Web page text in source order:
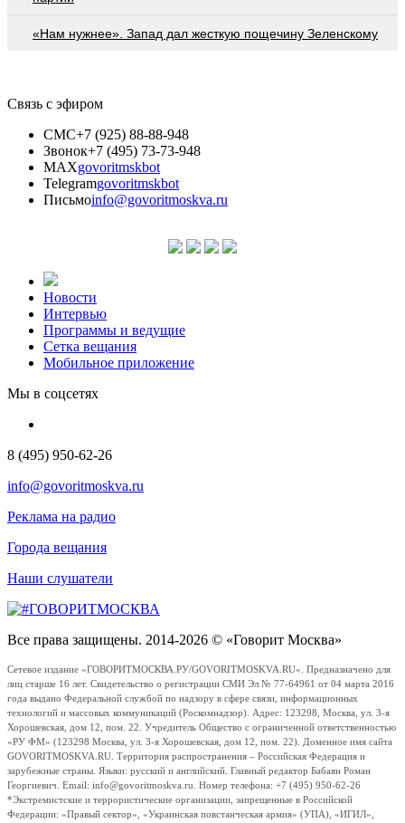
«Нам нужнее». Запад дал жесткую пощечину Зеленскому
Связь с эфиром
СМС+7 (925) 88-88-948
Звонок+7 (495) 73-73-948
MAXgovoritmskbot
Telegramgovoritmskbot
Письмоinfo@govoritmoskva.ru
Новости
Интервью
Программы и ведущие
Сетка вещания
Мобильное приложение
Мы в соцсетях
8 (495) 950-62-26
info@govoritmoskva.ru
Реклама на радио
Города вещания
Наши слушатели
Все права защищены. 2014-2026 © «Говорит Москва»
Сетевое издание «ГОВОРИТМОСКВА.РУ/GOVORITMOSKVA.RU». Предназначено для
лиц старше 16 лет. Свидетельство о регистрации СМИ Эл № 77-64961 от 04 марта 2016
года выдано Федеральной службой по надзору в сфере связи, информационных
технологий и массовых коммуникаций (Роскомнадзор). Адрес: 123298, Москва, ул. 3-я
Хорошевская, дом 12, пом. 22. Учредитель Общество с ограниченной ответственностью
«РУ ФМ» (123298 Москва, ул. 3-я Хорошевская, дом 12, пом. 22). Доменное имя сайта
GOVORITMOSKVA.RU. Территория распространения – Российская Федерация и
зарубежные страны. Языки: русский и английский. Главный редактор Бабаян Роман
Георгиевич. Email: info@govoritmoskva.ru. Номер телефона: +7 (495) 950-62-26
*Экстремистские и террористические организации, запрещенные в Российской
Федерации: «Правый сектор», «Украинская повстанческая армия» (УПА), «ИГИЛ»,